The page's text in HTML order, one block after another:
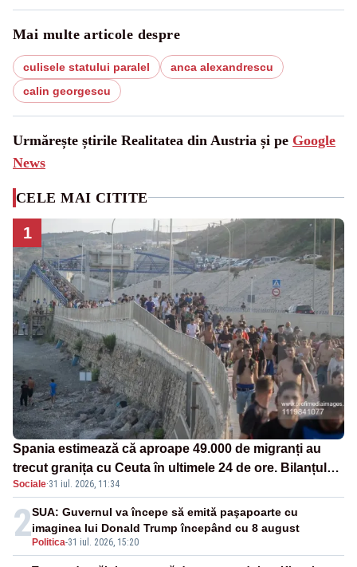
Mai multe articole despre
culisele statului paralel
anca alexandrescu
calin georgescu
Urmărește știrile Realitatea din Austria și pe Google
News
CELE MAI CITITE
1
Spania estimează că aproape 49.000 de migranți au
trecut granița cu Ceuta în ultimele 24 de ore. Bilanțul
morților a ajuns la 19
Sociale·31 iul. 2026, 11:34
2 Politica-31 iul. 2026, 15:20
SUA: Guvernul va începe să emită paşapoarte cu
imaginea lui Donald Trump începând cu 8 august